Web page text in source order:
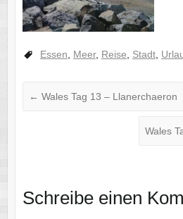
Essen Meer, Reise Stadt,
← Wales Tag 13 – Llanerchaeron
Wales
Schreibe einen